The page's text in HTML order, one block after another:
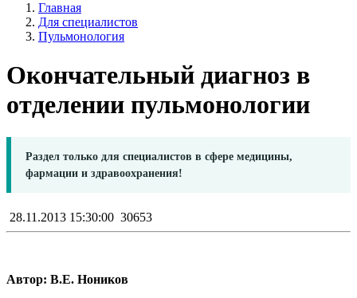
Главная
Для специалистов
Пульмонология
Окончательный диагноз в
отделении пульмонологии
Раздел только для специалистов в сфере медицины,
фармации и здравоохранения!
28.11.2013 15:30:00 30653
Автор: В.Е. Ноников